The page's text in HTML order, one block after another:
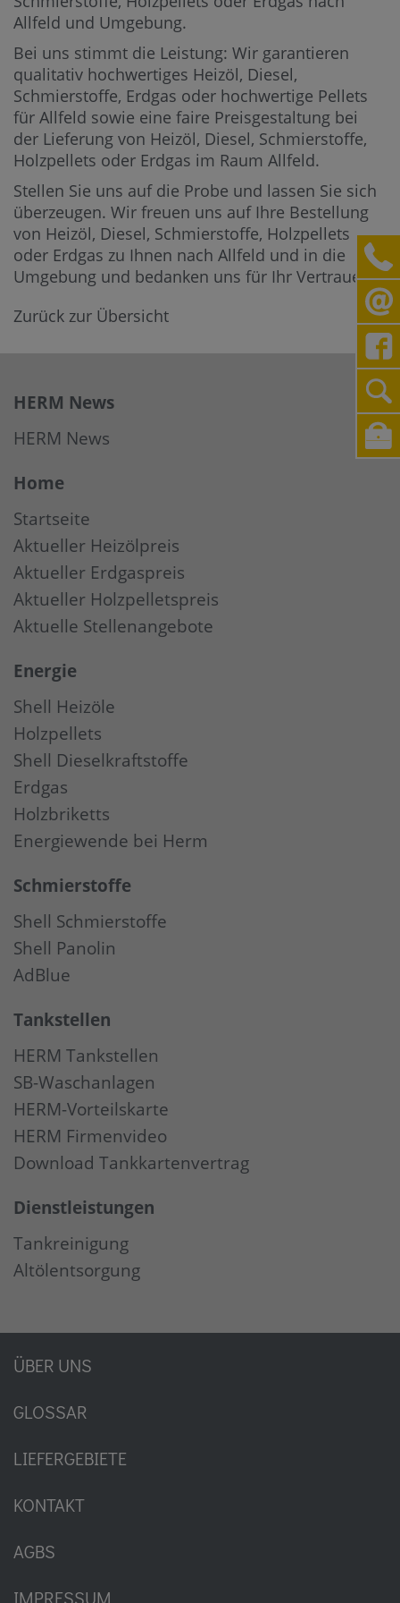
Allfeld und Umgebung.
Bei uns stimmt die Leistung: Wir garantieren
qualitativ hochwertiges Heizöl, Diesel,
Schmierstoffe, Erdgas oder hochwertige Pellets
für Allfeld sowie eine faire Preisgestaltung bei
der Lieferung von Heizöl, Diesel, Schmierstoffe,
Holzpellets oder Erdgas im Raum Allfeld.
Stellen Sie uns auf die Probe und lassen Sie sich
überzeugen. Wir freuen uns auf Ihre Bestellung
von Heizöl, Diesel, Schmierstoffe, Holzpellets
oder Erdgas zu Ihnen nach Allfeld und in die
Umgebung und bedanken uns für Ihr Vertrauen.
Zurück zur Übersicht
HERM News
HERM News
Home
Startseite
Aktueller Heizölpreis
Aktueller Erdgaspreis
Aktueller Holzpelletspreis
Aktuelle Stellenangebote
Energie
Shell Heizöle
Holzpellets
Shell Dieselkraftstoffe
Erdgas
Holzbriketts
Energiewende bei Herm
Schmierstoffe
Shell Schmierstoffe
Shell Panolin
AdBlue
Tankstellen
HERM Tankstellen
SB-Waschanlagen
HERM-Vorteilskarte
HERM Firmenvideo
Download Tankkartenvertrag
Dienstleistungen
Tankreinigung
Altölentsorgung
ÜBER UNS
GLOSSAR
LIEFERGEBIETE
KONTAKT
AGBS
IMPRESSUM